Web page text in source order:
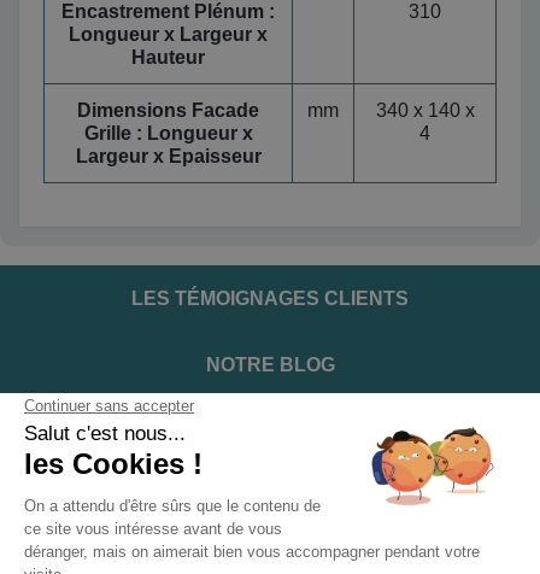
Encastrement Plénum :
Longueur x Largeur x
Hauteur
310
Dimensions Facade
Grille : Longueur x
Largeur x Epaisseur
mm
340 x 140 x
4
LES TÉMOIGNAGES CLIENTS
NOTRE BLOG
DEVENIR INSTALLATEUR
NOTRE SERVICE APRÈS VENTE
NOS PARTENAIRES OFFICIELS